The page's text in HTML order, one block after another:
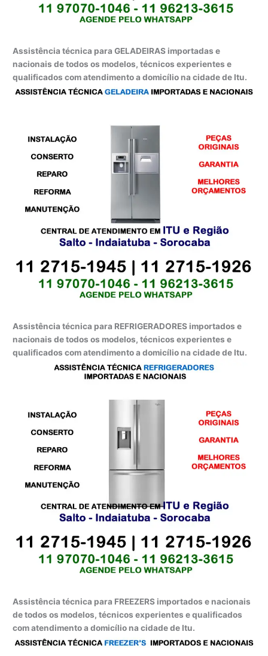
Assistência técnica para GELADEIRAS importadas e
nacionais de todos os modelos, técnicos experientes e
qualificados com atendimento a domicílio na cidade de Itu.
Assistência técnica para REFRIGERADORES importados e
nacionais de todos os modelos, técnicos experientes e
qualificados com atendimento a domicílio na cidade de Itu.
Assistência técnica para FREEZERS importados e nacionais
de todos os modelos, técnicos experientes e qualificados
com atendimento a domicílio na cidade de Itu.